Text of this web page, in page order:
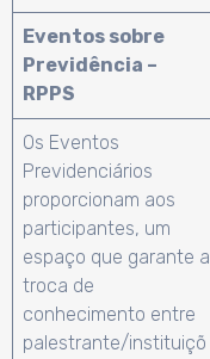
Eventos sobre
Previdência –
RPPS
Os Eventos
Previdenciários
proporcionam aos
participantes, um
espaço que garante a
troca de
conhecimento entre
palestrante/instituiçõ